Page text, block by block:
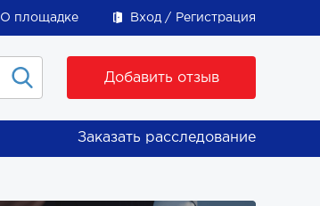
О площадке Вход Регистрация
Добавить отзыв
Заказать расследование